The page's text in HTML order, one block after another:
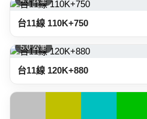
台11線 110K+750
5.0 公里
台11線 120K+880